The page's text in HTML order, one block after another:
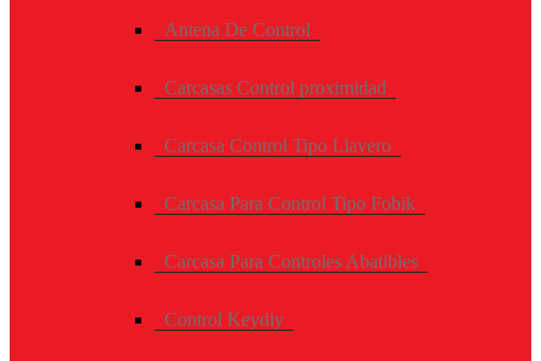
Antena De Control
Carcasas Control proximidad
Carcasa Control Tipo Llavero
Carcasa Para Control Tipo Fobik
Carcasa Para Controles Abatibles
Control Keydiy